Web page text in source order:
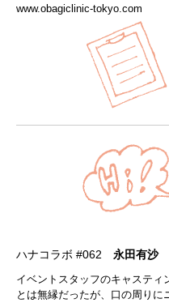
www.obagiclinic-tokyo.com
ハナコラボ #062 永田有沙
イベントスタッフのキャステ
とは無縁だったが、口の周り